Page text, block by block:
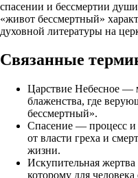
спасении и бессмертии
«живот бессмертный»
духовной литературы на
Связанные
Царствие Небесное —
блаженства, где
бессмертный».
Спасение — процесс и
от власти греха и
жизни.
Искупительная
которому для